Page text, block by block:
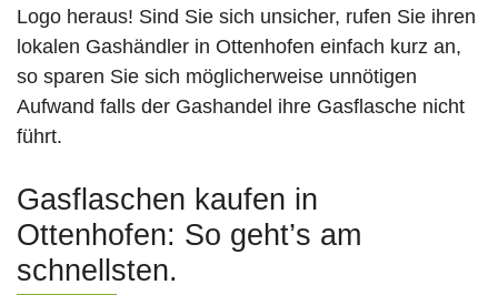
Logo heraus! Sind Sie sich unsicher, rufen Sie ihren
lokalen Gashändler in Ottenhofen einfach kurz an,
so sparen Sie sich möglicherweise unnötigen
Aufwand falls der Gashandel ihre Gasflasche nicht
führt.
Gasflaschen kaufen in
Ottenhofen: So geht’s am
schnellsten.